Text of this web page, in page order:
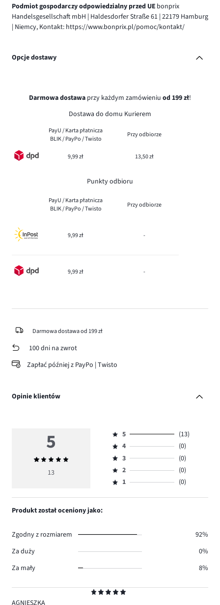
Podmiot gospodarczy odpowiedzialny przed UE bonprix
Handelsgesellschaft mbH | Haldesdorfer Straße 61 | 22179 Hamburg
| Niemcy, Kontakt: https://www.bonprix.pl/pomoc/kontakt/
Opcje dostawy
Darmowa dostawa przy każdym zamówieniu od 199 zł!
Dostawa do domu Kurierem
PayU / Karta płatnicza
BLIK / PayPo / Twisto
Przy odbiorze
9,99 zł 13,50 zł
Punkty odbioru
PayU / Karta płatnicza
BLIK / PayPo / Twisto
Przy odbiorze
9,99 zł -
9,99 zł -
Darmowa dostawa od 199 zł
100 dni na zwrot
Zapłać później z PayPo | Twisto
Opinie klientów
5
5
Średnia
ocena
13
Ocena
5,
ilość
głosów
13.
5
(13)
Ocena
4,
ilość
głosów
4
(0)
Ocena
3,
ilość
3
(0)
Ocena
2,
2
(0)
Ocena
1,
1 (0)
Produkt został oceniony jako:
Zgodny z rozmiarem
92%
Za duży
0%
Za mały
8%